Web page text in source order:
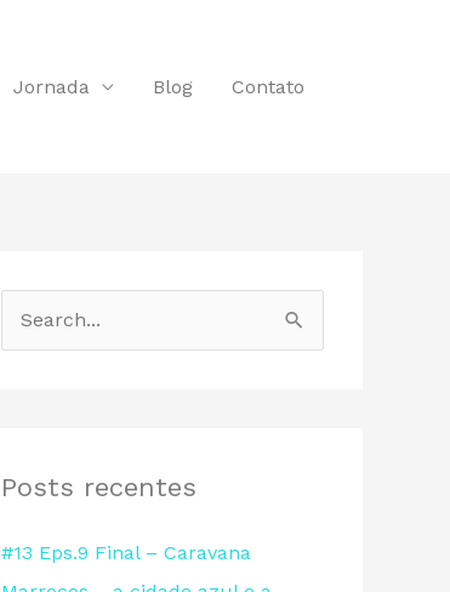
Jornada Blog Contato
u
s
Posts recentes
#13 Eps.9 Final – Caravana